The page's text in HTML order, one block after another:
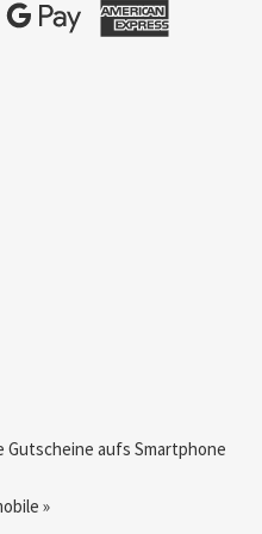
Gutscheine aufs Smartphone
»